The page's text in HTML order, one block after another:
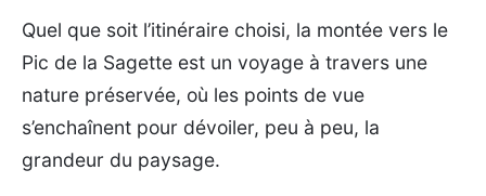
Quel que soit l’itinéraire choisi, la montée vers le
Pic de la Sagette est un voyage à travers une
nature préservée, où les points de vue
s’enchaînent pour dévoiler, peu à peu, la
grandeur du paysage.